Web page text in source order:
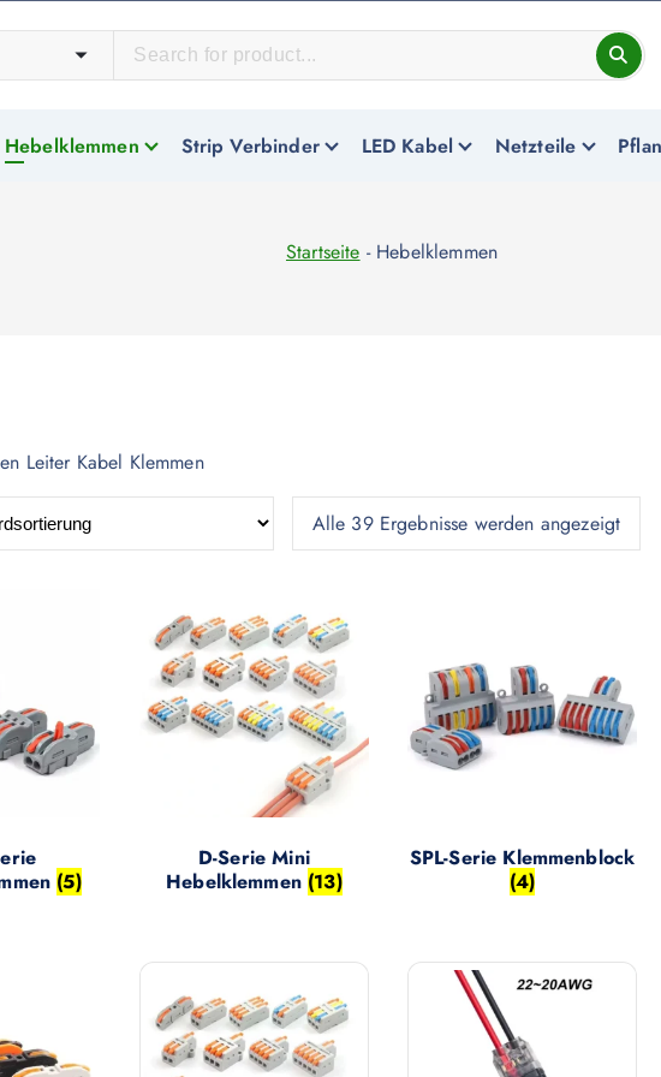
Hebelklemmen Strip Verbinder LED Kabel Netzteile
Startseite - Hebelklemmen
Leiter Kabel Klemmen
Alle 39 Ergebnisse werden angezeigt
(5)
D-Serie Mini
Hebelklemmen (13)
SPL-Serie Klemmenblock
(4)